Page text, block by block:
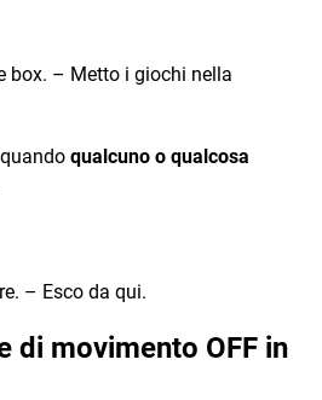
box. – Metto i giochi nella
quando qualcuno o qualcosa
– Esco da qui.
di movimento OFF in